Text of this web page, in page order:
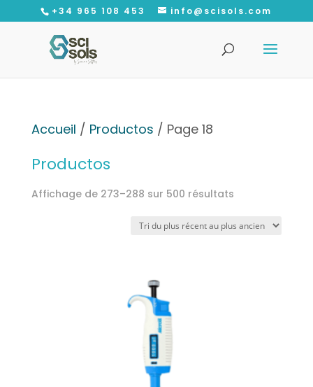
+34 965 108 453 info@scisols.com
Recherche
de
produits
Accueil / Productos / Page 18
Productos
Affichage de 273–288 sur 500 résultatsTrié